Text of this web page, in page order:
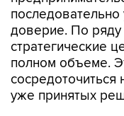
стратегические
полном объеме.
сосредоточиться
уже принятых
ЕАЭС Армения